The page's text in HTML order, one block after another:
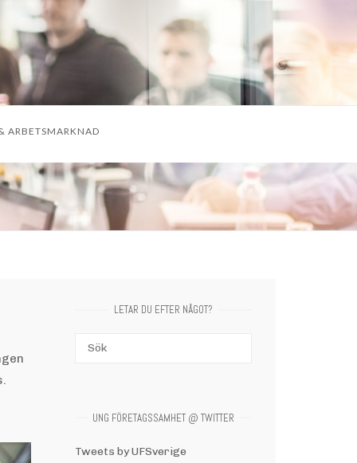
ARBETSMARKNAD
LETAR DU EFTER NÅGOT?
Sök
UNG FÖRETAGSSAMHET @ TWITTER
Tweets by UFSverige